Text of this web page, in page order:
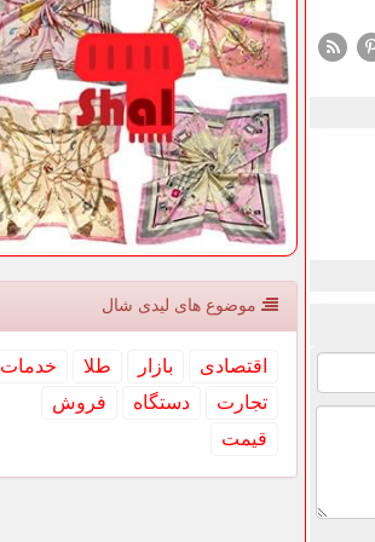
موضوع های لیدی شال
اقتصادی بازار طلا
خدمات
تجارت
دستگاه
فروش
قیمت